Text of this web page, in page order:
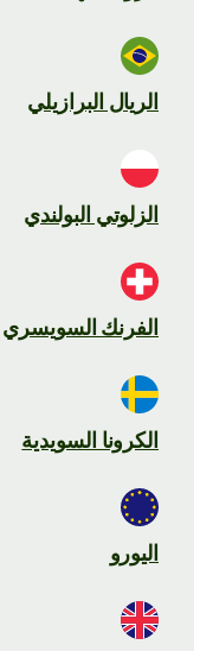
الريال البرازيلي
الزلوتي البولندي
الفرنك السويسري
الكرونا السويدية
اليورو